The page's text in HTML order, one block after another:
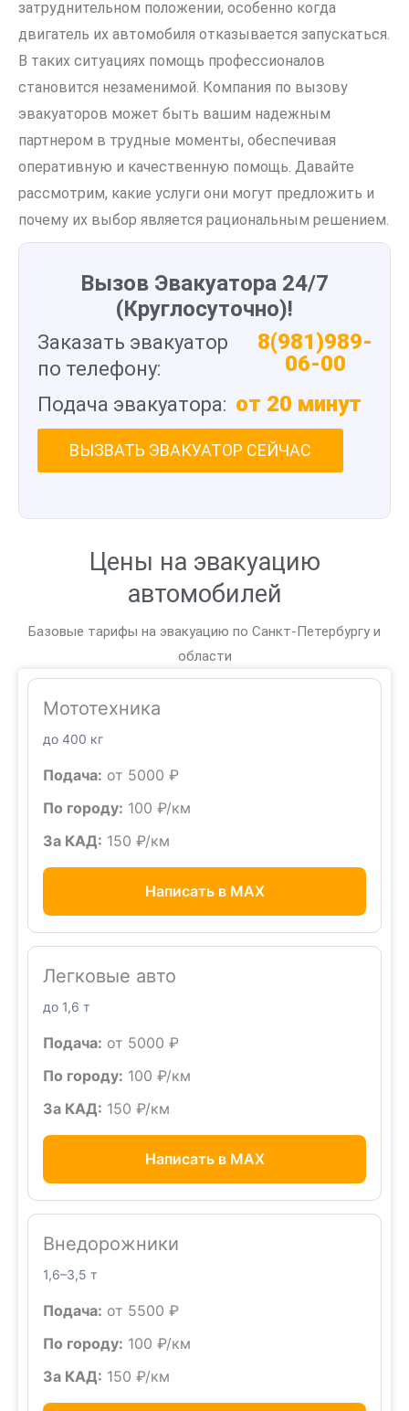
затруднительном положении, особенно когда
двигатель их автомобиля отказывается запускаться.
В таких ситуациях помощь профессионалов
становится незаменимой. Компания по вызову
эвакуаторов может быть вашим надежным
партнером в трудные моменты, обеспечивая
оперативную и качественную помощь. Давайте
рассмотрим, какие услуги они могут предложить и
почему их выбор является рациональным решением.
Вызов Эвакуатора 24/7
(Круглосуточно)!
Заказать эвакуатор
по телефону:
8(981)989-
06-00
Подача эвакуатора: от 20 минут
ВЫЗВАТЬ ЭВАКУАТОР СЕЙЧАС
Цены на эвакуацию
автомобилей
Базовые тарифы на эвакуацию по Санкт-Петербургу и
области
Мототехника
до 400 кг
Подача: от 5000 ₽
По городу: 100 ₽/км
За КАД: 150 ₽/км
Написать в MAX
Легковые авто
до 1,6 т
Подача: от 5000 ₽
По городу: 100 ₽/км
За КАД: 150 ₽/км
Написать в MAX
Внедорожники
1,6–3,5 т
Подача: от 5500 ₽
По городу: 100 ₽/км
За КАД: 150 ₽/км